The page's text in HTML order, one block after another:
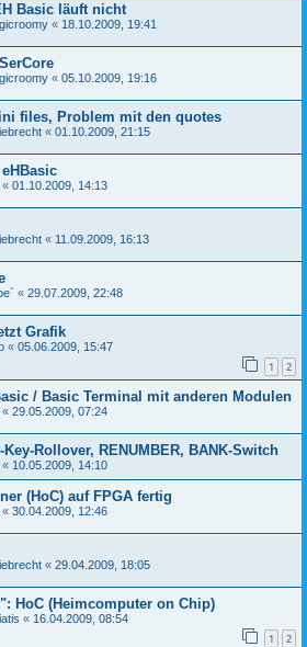
Basic läuft nicht
« 18.10.2009, 19:41
« 05.10.2009, 19:16
files, Problem mit den quotes
« 01.10.2009, 21:15
« 01.10.2009, 14:13
« 11.09.2009, 16:13
« 29.07.2009, 22:48
Grafik
« 05.06.2009, 15:47
1 2
/ Basic Terminal mit anderen Modulen
« 29.05.2009, 07:24
Rollover, RENUMBER, BANK-Switch
« 10.05.2009, 14:10
(HoC) auf FPGA fertig
« 30.04.2009, 12:46
« 29.04.2009, 18:05
HoC (Heimcomputer on Chip)
« 16.04.2009, 08:54
1 2